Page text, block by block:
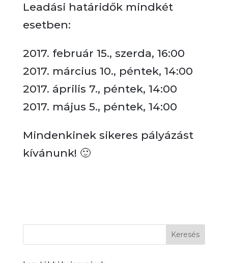
Leadási határidők mindkét
esetben:
2017. február 15., szerda, 16:00
2017. március 10., péntek, 14:00
2017. április 7., péntek, 14:00
2017. május 5., péntek, 14:00
Mindenkinek sikeres pályázást
kívánunk! 🙂